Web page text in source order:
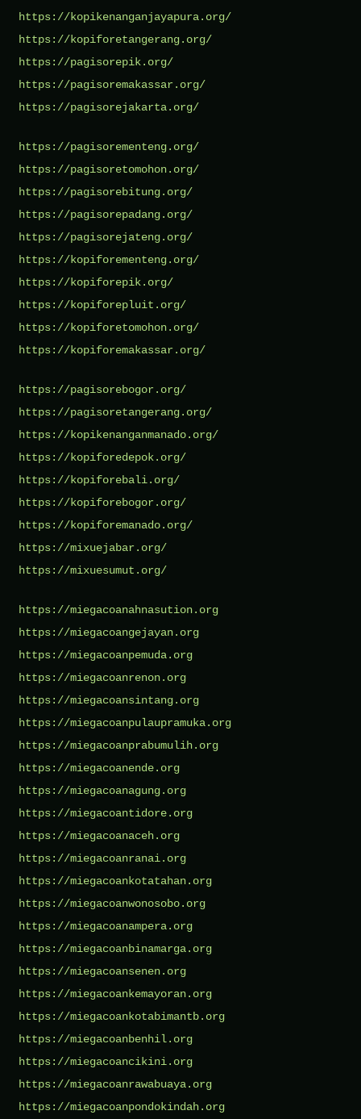
https://kopikenanganjayapura.org/
https://kopiforetangerang.org/
https://pagisorepik.org/
https://pagisoremakassar.org/
https://pagisorejakarta.org/
https://pagisorementeng.org/
https://pagisoretomohon.org/
https://pagisorebitung.org/
https://pagisorepadang.org/
https://pagisorejateng.org/
https://kopiforementeng.org/
https://kopiforepik.org/
https://kopiforepluit.org/
https://kopiforetomohon.org/
https://kopiforemakassar.org/
https://pagisorebogor.org/
https://pagisoretangerang.org/
https://kopikenanganmanado.org/
https://kopiforedepok.org/
https://kopiforebali.org/
https://kopiforebogor.org/
https://kopiforemanado.org/
https://mixuejabar.org/
https://mixuesumut.org/
https://miegacoanahnasution.org
https://miegacoangejayan.org
https://miegacoanpemuda.org
https://miegacoanrenon.org
https://miegacoansintang.org
https://miegacoanpulaupramuka.org
https://miegacoanprabumulih.org
https://miegacoanende.org
https://miegacoanagung.org
https://miegacoantidore.org
https://miegacoanaceh.org
https://miegacoanranai.org
https://miegacoankotatahan.org
https://miegacoanwonosobo.org
https://miegacoanampera.org
https://miegacoanbinamarga.org
https://miegacoansenen.org
https://miegacoankemayoran.org
https://miegacoankotabimantb.org
https://miegacoanbenhil.org
https://miegacoancikini.org
https://miegacoanrawabuaya.org
https://miegacoanpondokindah.org